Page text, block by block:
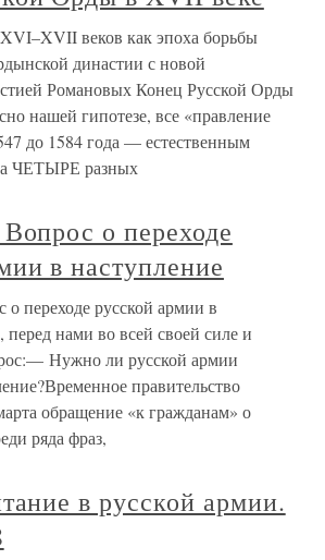
веков как эпоха борьбы
династии с новой
Романовых Конец Русской Орды
нашей гипотезе, все «правление
до 1584 года — естественным
ЧЕТЫРЕ разных
о переходе
в наступление
переходе русской армии в
перед нами во всей своей силе и
Нужно ли русской армии
правительство
обращение «к гражданам» о
ряда фраз,
в русской армии.